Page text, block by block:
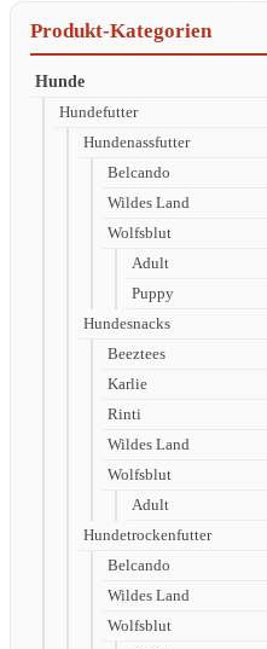
Produkt-Kategorien
Hunde
Hundefutter
Hundenassfutter
Belcando
Wildes Land
Wolfsblut
Adult
Puppy
Hundesnacks
Beeztees
Karlie
Rinti
Wildes Land
Wolfsblut
Adult
Hundetrockenfutter
Belcando
Wildes Land
Wolfsblut